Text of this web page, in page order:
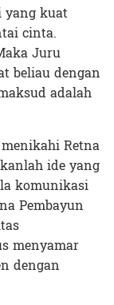
yang kuat
cinta.
Juru
beliau dengan
adalah
Retna
ide yang
komunikasi
Pembayun
menyamar
dengan